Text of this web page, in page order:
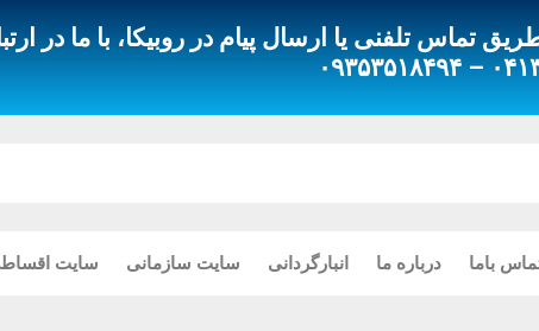
تلفنی یا ارسال پیام در روبیکا، با ما در
باما درباره ما انبارگردانی سایت سازمانی سایت